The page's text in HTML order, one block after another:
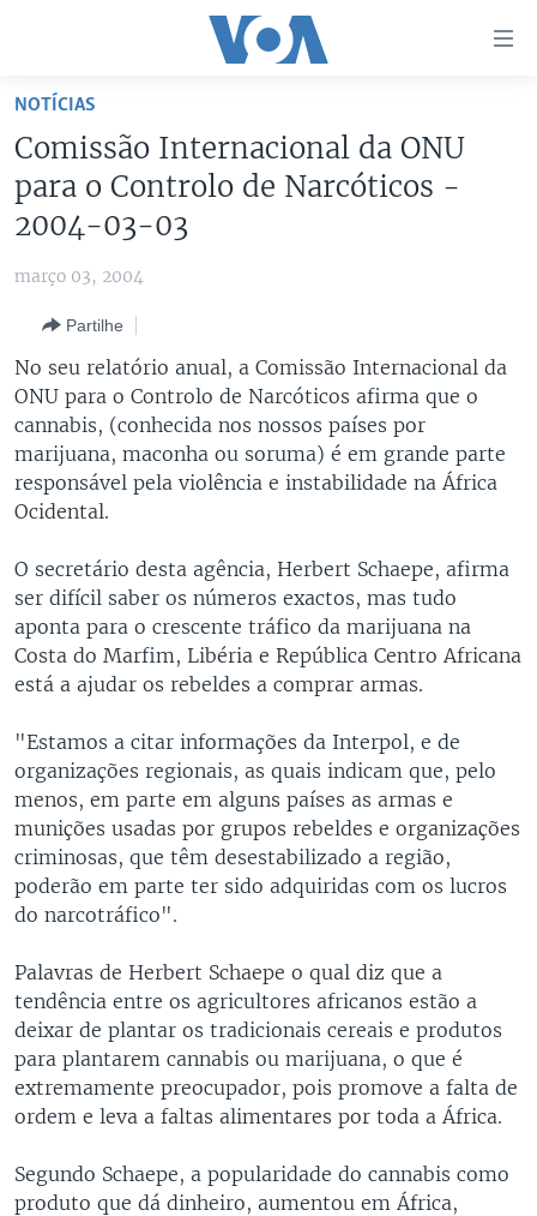
Acesso
para
artigo
principal
para
principal
para
Pesquisa
MOÇAMBIQUE
BRASIL
DOSSIERS ESPECIAIS
DESPORTO
SAÚDE EM FOCO
VOA 60 CLIMA
VOA60 MUNDO
PASSADEIRA VERMELHA
SIGA-NOS
Línguas
NOTÍCIAS
Comissão Internacional da ONU
para o Controlo de Narcóticos -
2004-03-03
março 03, 2004
Partilhe
No seu relatório anual, a Comissão Internacional da
ONU para o Controlo de Narcóticos afirma que o
cannabis, (conhecida nos nossos países por
marijuana, maconha ou soruma) é em grande parte
responsável pela violência e instabilidade na África
Ocidental.
O secretário desta agência, Herbert Schaepe, afirma
ser difícil saber os números exactos, mas tudo
aponta para o crescente tráfico da marijuana na
Costa do Marfim, Libéria e República Centro Africana
está a ajudar os rebeldes a comprar armas.
"Estamos a citar informações da Interpol, e de
organizações regionais, as quais indicam que, pelo
menos, em parte em alguns países as armas e
munições usadas por grupos rebeldes e organizações
criminosas, que têm desestabilizado a região,
poderão em parte ter sido adquiridas com os lucros
do narcotráfico".
Palavras de Herbert Schaepe o qual diz que a
tendência entre os agricultores africanos estão a
deixar de plantar os tradicionais cereais e produtos
para plantarem cannabis ou marijuana, o que é
extremamente preocupador, pois promove a falta de
ordem e leva a faltas alimentares por toda a África.
Segundo Schaepe, a popularidade do cannabis como
produto que dá dinheiro, aumentou em África,